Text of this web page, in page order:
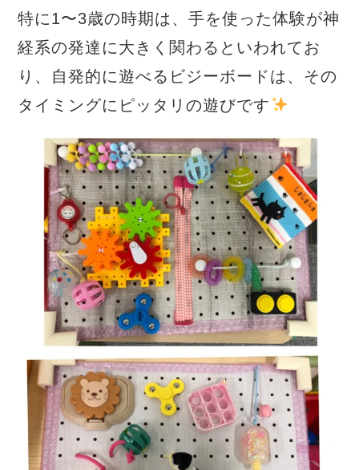
特に1〜3歳の時期は、手を使った体験が神
経系の発達に大きく関わるといわれてお
り、自発的に遊べるビジーボードは、その
タイミングにピッタリの遊びです